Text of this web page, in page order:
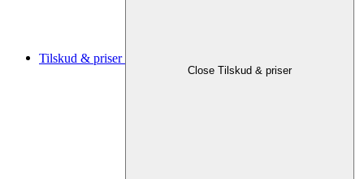
Tilskud & priser
Close Tilskud & priser